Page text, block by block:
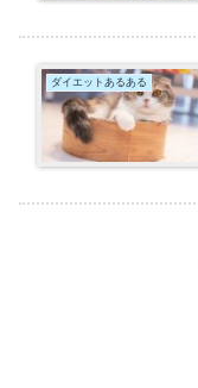
ダイエットあるある